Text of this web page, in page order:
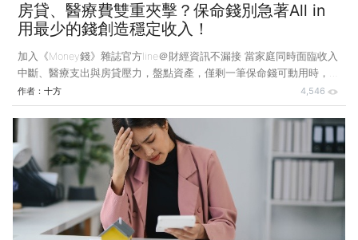
房貸、醫療費雙重夾擊？保命錢別急著All in
用最少的錢創造穩定收入！
加入《Money錢》雜誌官方line＠財經資訊不漏接 當家庭同時面臨收入
中斷、醫療支出與房貸壓力，盤點資產，僅剩一筆保命錢可動用時，該
靠投資求翻身，還是有其他更好的做法？從本文的案例故事，可以找到
實用的應對策略。 前幾天，我收到一封來自南投的郵件，寫信的是阿
娟，她今年49歲，原本是月領35,000元的小職員，但這幾個月接連遭逢
變故：先是被診斷出乳癌第二期，為了接受化療和休養，不得不暫時離
開職場；接著，她51歲、在台中某工具機廠工作的先生，也收到裁員通
知。 她有兩個孩子，一個10歲、一個12歲，正是需要花錢的年紀；更
糟糕的是，阿娟的母親去年起固定要洗腎，
作者： 十方 4,546